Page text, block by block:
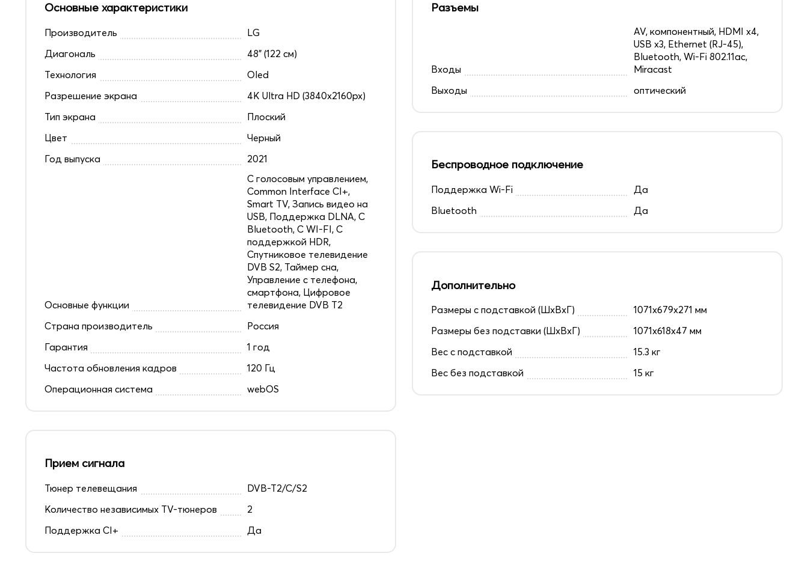
Основные характеристики
Производитель
LG
Диагональ
48" (122 см)
Технология
Oled
Разрешение экрана
4K Ultra HD (3840x2160px)
Тип экрана
Плоский
Цвет
Черный
Год выпуска
2021
Основные функции
C голосовым управлением,
Common Interface CI+,
Smart TV, Запись видео на
USB, Поддержка DLNA, С
Bluetooth, С WI-FI, С
поддержкой HDR,
Спутниковое телевидение
DVB S2, Таймер сна,
Управление с телефона,
смартфона, Цифровое
телевидение DVB T2
Страна производитель
Россия
Гарантия
1 год
Частота обновления кадров
120 Гц
Операционная система
webOS
Прием сигнала
Тюнер телевещания
DVB-T2/C/S2
Количество независимых TV-тюнеров
2
Поддержка CI+
Да
Разъемы
Входы
AV, компонентный, HDMI x4,
USB x3, Ethernet (RJ-45),
Bluetooth, Wi-Fi 802.11ac,
Miracast
Выходы
оптический
Беспроводное подключение
Поддержка Wi-Fi
Да
Bluetooth
Да
Дополнительно
Размеры с подставкой (ШxВxГ)
1071x679x271 мм
Размеры без подставки (ШxВxГ)
1071x618x47 мм
Вес с подставкой
15.3 кг
Вес без подставкой
15 кг